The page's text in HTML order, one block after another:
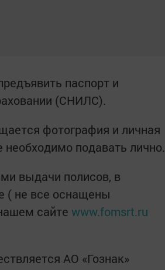
паспорт и
(СНИЛС).
фотография и личная
необходимо подавать лично.
выдачи полисов, в
( не все оснащены
сайте www.fomsrt.ru
АО «Гознак»